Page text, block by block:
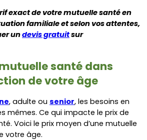
exact de votre mutuelle santé en
familiale et selon vos attentes,
un devis gratuit sur
santé dans
de votre âge
, adulte ou senior, les besoins en
mêmes. Ce qui impacte le prix de
Voici le prix moyen d’une mutuelle
votre âge.